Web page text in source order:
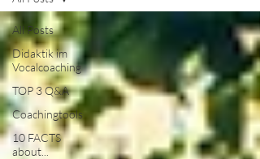
All Posts
Didaktik im
Vocalcoaching
TOP 3 Q&A
Coachingtools
10 FACTS
about...